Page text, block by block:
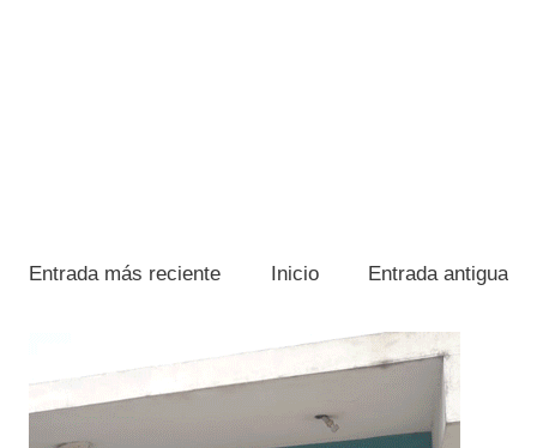
Entrada más reciente Entrada antigua
Inicio